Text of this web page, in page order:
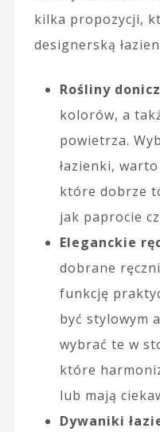
kilka propozycji,
designerską
Rośliny
kolorów, a
powietrza.
łazienki,
które dobrze
jak paprocie
Eleganckie
dobrane
funkcję
być stylowym
wybrać te w
które
lub mają
Dywaniki